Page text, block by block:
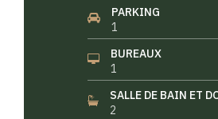
PARKING
1
BUREAUX
1
SALLE DE BAIN ET
2